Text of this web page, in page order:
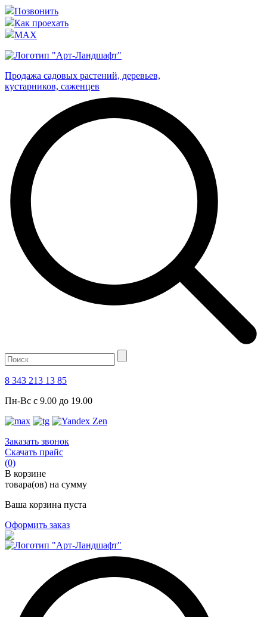
Позвонить
Как проехать
MAX
Продажа садовых растений, деревьев,
кустарников, саженцев
8 343 213 13 85
Пн-Вс с 9.00 до 19.00
Заказать звонок
Скачать прайс
(0)
В корзине
товара(ов) на сумму
Ваша корзина пуста
Оформить заказ